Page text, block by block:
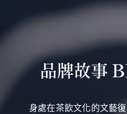
品牌故事
身處在茶飲文化的文藝